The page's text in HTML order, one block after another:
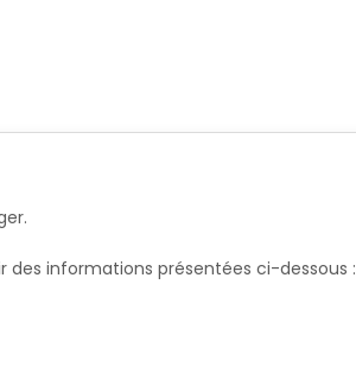
des informations présentées ci-dessous :